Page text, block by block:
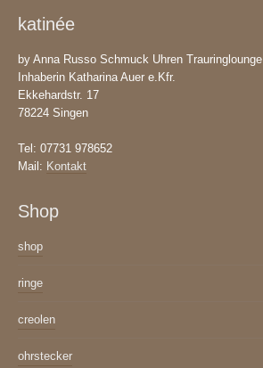
katinée
by Anna Russo Schmuck Uhren Trauringlounge
Inhaberin Katharina Auer e.Kfr.
Ekkehardstr. 17
78224 Singen
Tel: 07731 978652
Mail: Kontakt
Shop
shop
ringe
creolen
ohrstecker